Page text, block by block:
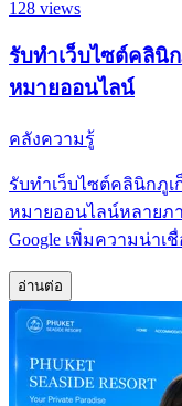
128 views
รับทำเว็บไซต์คลินิ
หมายออนไลน์
คลังความรู้
รับทำเว็บไซต์คลินิกภูเ
หมายออนไลน์หลายภ
Google เพิ่มความน่า
อ่านต่อ